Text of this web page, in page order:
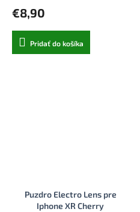
€8,90
Pridať do košíka
Puzdro Electro Lens pre
Iphone XR Cherry